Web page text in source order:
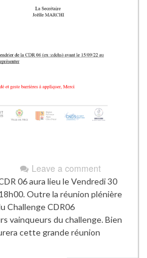
Leave a comment
06 aura lieu le Vendredi 30
Outre la réunion plénière
Challenge CDR06
vainqueurs du challenge. Bien
cette grande réunion